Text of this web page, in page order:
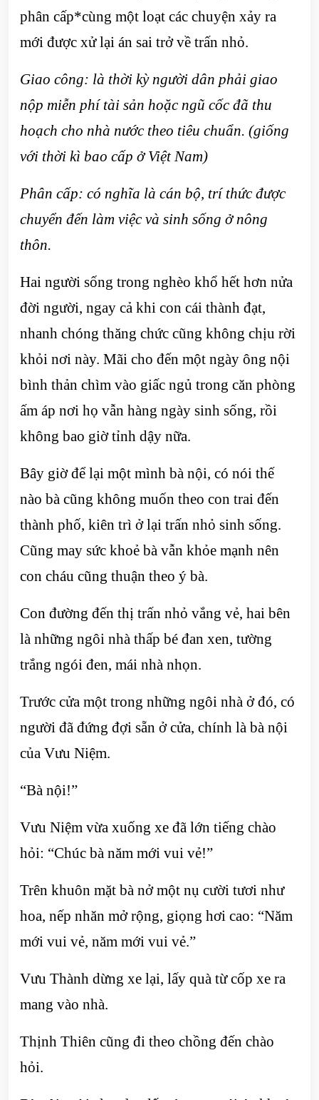
phân cấp*cùng một loạt các chuyện xảy ra
mới được xử lại án sai trở về trấn nhỏ.
Giao công: là thời kỳ người dân phải giao
nộp miễn phí tài sản hoặc ngũ cốc đã thu
hoạch cho nhà nước theo tiêu chuẩn. (giống
với thời kì bao cấp ở Việt Nam)
Phân cấp: có nghĩa là cán bộ, trí thức được
chuyển đến làm việc và sinh sống ở nông
thôn.
Hai người sống trong nghèo khổ hết hơn nửa
đời người, ngay cả khi con cái thành đạt,
nhanh chóng thăng chức cũng không chịu rời
khỏi nơi này. Mãi cho đến một ngày ông nội
bình thản chìm vào giấc ngủ trong căn phòng
ấm áp nơi họ vẫn hàng ngày sinh sống, rồi
không bao giờ tỉnh dậy nữa.
Bây giờ để lại một mình bà nội, có nói thế
nào bà cũng không muốn theo con trai đến
thành phố, kiên trì ở lại trấn nhỏ sinh sống.
Cũng may sức khoẻ bà vẫn khỏe mạnh nên
con cháu cũng thuận theo ý bà.
Con đường đến thị trấn nhỏ vắng vẻ, hai bên
là những ngôi nhà thấp bé đan xen, tường
trắng ngói đen, mái nhà nhọn.
Trước cửa một trong những ngôi nhà ở đó, có
người đã đứng đợi sẵn ở cửa, chính là bà nội
của Vưu Niệm.
“Bà nội!”
Vưu Niệm vừa xuống xe đã lớn tiếng chào
hỏi: “Chúc bà năm mới vui vẻ!”
Trên khuôn mặt bà nở một nụ cười tươi như
hoa, nếp nhăn mở rộng, giọng hơi cao: “Năm
mới vui vẻ, năm mới vui vẻ.”
Vưu Thành dừng xe lại, lấy quà từ cốp xe ra
mang vào nhà.
Thịnh Thiên cũng đi theo chồng đến chào
hỏi.